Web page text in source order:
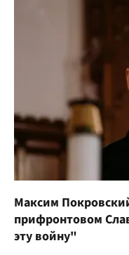
Максим
прифронтовом
эту войну"